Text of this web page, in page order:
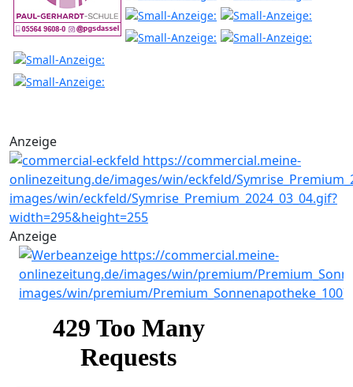
Anzeige
Anzeige